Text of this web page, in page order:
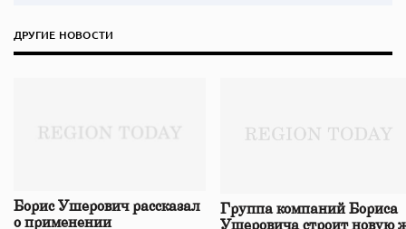
ДРУГИЕ НОВОСТИ
Борис Ушерович рассказал
о применении
Группа компаний Бориса
Ушеровича строит новую